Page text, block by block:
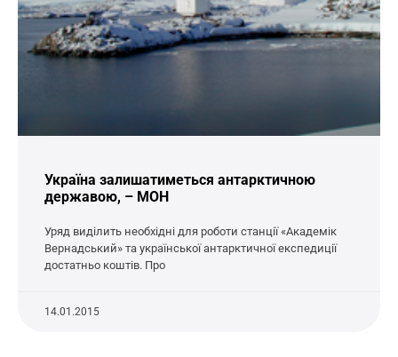
Україна залишатиметься антарктичною
державою, – МОН
Уряд виділить необхідні для роботи станції «Академік
Вернадський» та української антарктичної експедиції
достатньо коштів. Про
14.01.2015